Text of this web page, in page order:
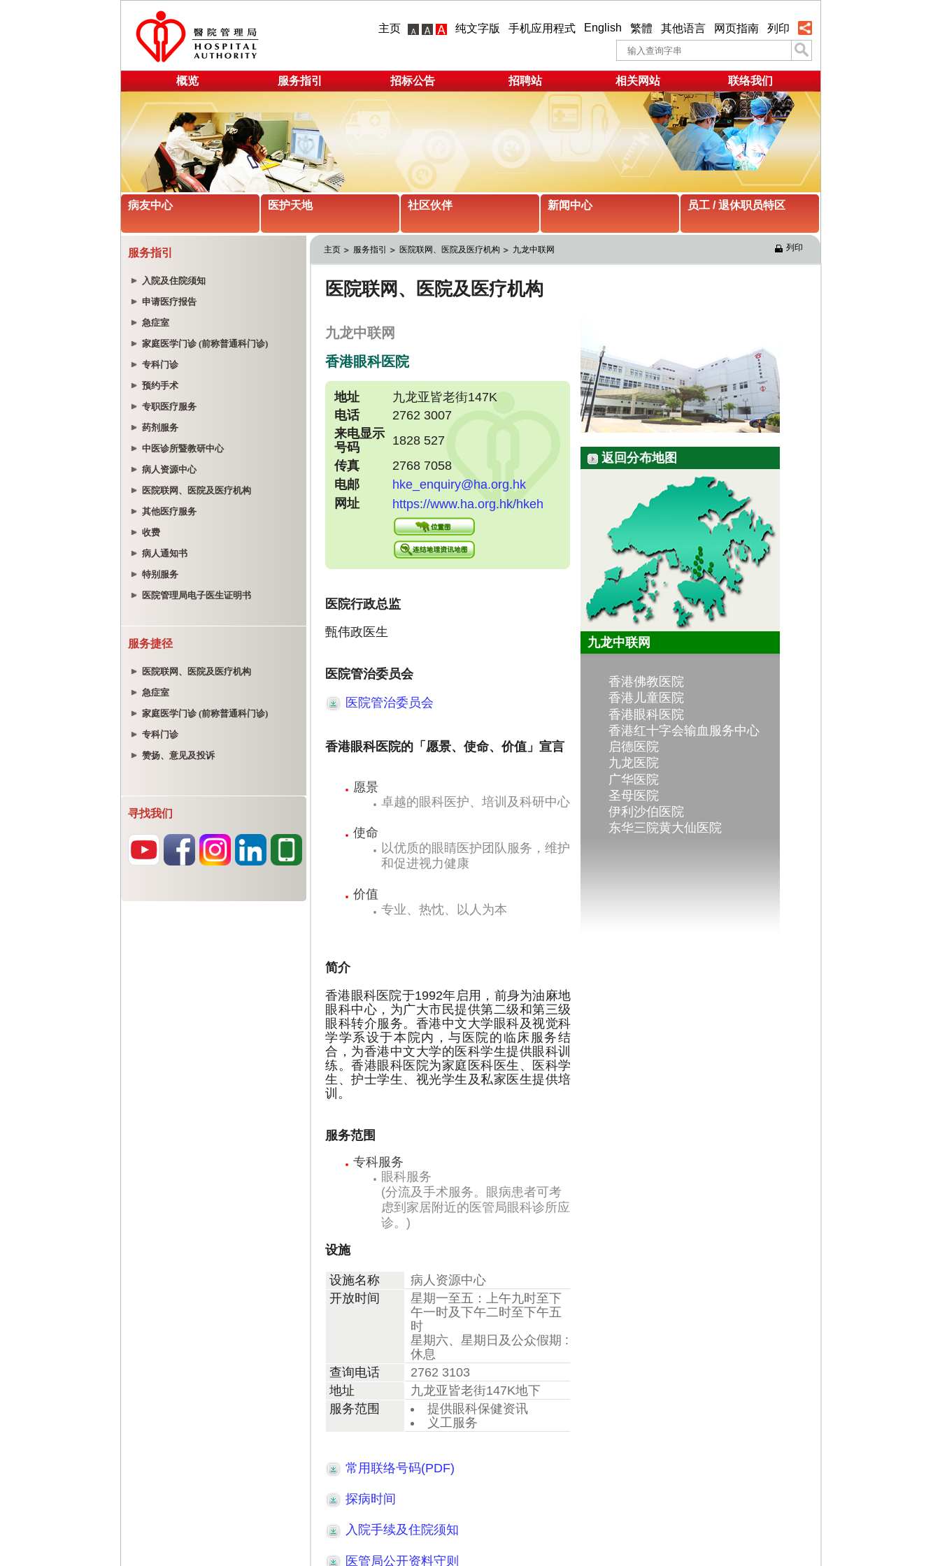
主页 纯文字版 手机应用程式 English 繁體 其他语言 网页指南 列印
概览 服务指引 招标公告 招聘站 相关网站 联络我们
病友中心 医护天地 社区伙伴 新闻中心 员工 / 退休职员特区
服务指引
入院及住院须知
申请医疗报告
急症室
家庭医学门诊 (前称普通科门诊)
专科门诊
预约手术
专职医疗服务
药剂服务
中医诊所暨教研中心
病人资源中心
医院联网、医院及医疗机构
其他医疗服务
收费
病人通知书
特别服务
医院管理局电子医生证明书
服务捷径
医院联网、医院及医疗机构
急症室
家庭医学门诊 (前称普通科门诊)
专科门诊
赞扬、意见及投诉
寻找我们
主页 服务指引 医院联网、医院及医疗机构 九龙中联网 列印